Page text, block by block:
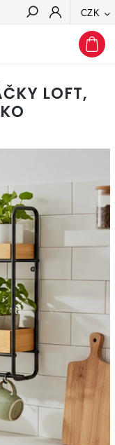
CZK
Hledat
LOFT,